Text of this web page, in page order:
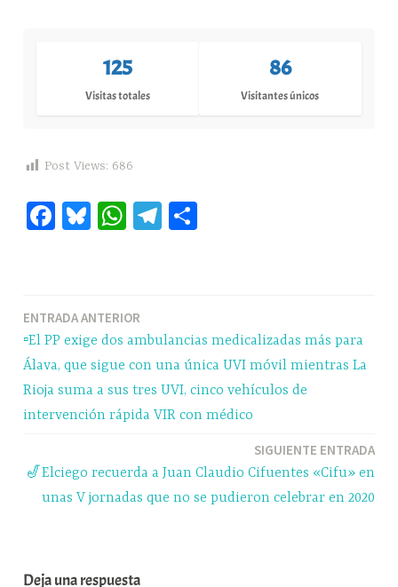
125
Visitas totales
86
Visitantes únicos
Post Views: 686
Fa Bl W
pp
Te
m rti
r
Navegación
de
entradas
ENTRADA ANTERIOR
▫️El PP exige dos ambulancias medicalizadas más para
Álava, que sigue con una única UVI móvil mientras La
Rioja suma a sus tres UVI, cinco vehículos de
intervención rápida VIR con médico
SIGUIENTE ENTRADA
🎷Elciego recuerda a Juan Claudio Cifuentes «Cifu» en
unas V jornadas que no se pudieron celebrar en 2020
Deja una respuesta